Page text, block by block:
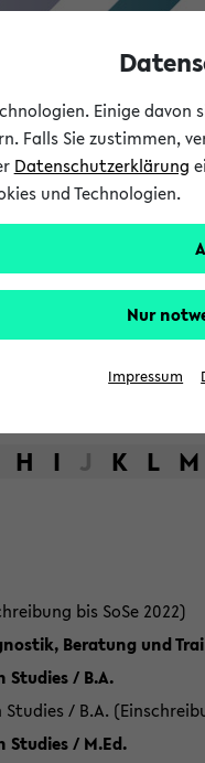
Studium
der
H I J K L M
bis SoSe 2022)
Beratung und
/ B.A.
/ B.A.
/ M.Ed.
Einige
Falls Sie zustimmen,
Datenschutzerklärung
und Technologien.
Nur
Impressum